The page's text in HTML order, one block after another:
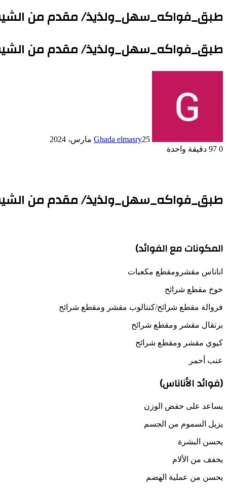
طبق_فواكه_سهل_ولذيذ/ مقدم من
طبق_فواكه_سهل_ولذيذ/ مقدم من
Ghada elmasry25 مارس، 2024
0
دقيقة واحدة
طبق_فواكه_سهل_ولذيذ/ مقدم من
المكونات مع الفوائد)
اناناس مقشرومقطع مكعبات
خوخ مقطع شرائح
فروالة مقطع شرائح/كنتالوب مقشر ومقطع شرائح
برتقال مقشر ومقطع شرائح
كيوي مقشر ومقطع شرائح
عنب أحمر
(فوائد الأناناس)
يساعد على خفض الوزن
يزيل السموم من الجسم
يحسن البشرة
يخفف من الألام
يحسن من عملية الهضم